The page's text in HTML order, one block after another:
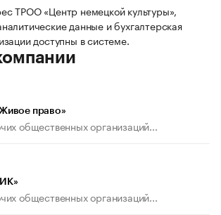
ТРОО «Центр немецкой культуры»,
данные и бухгалтерская
доступны в системе.
право»
общественных организаций...
общественных организаций...